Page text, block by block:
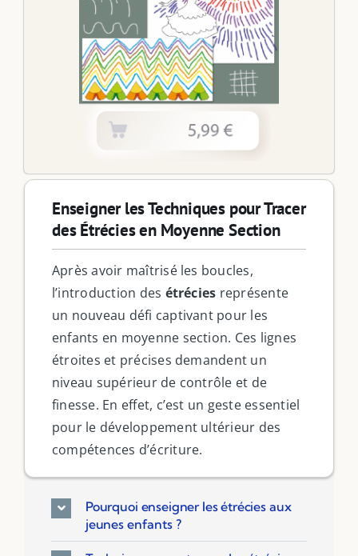
Enseigner les Techniques pour Tracer
des Étrécies en Moyenne Section
Après avoir maîtrisé les boucles,
l’introduction des étrécies représente
un nouveau défi captivant pour les
enfants en moyenne section. Ces lignes
étroites et précises demandent un
niveau supérieur de contrôle et de
finesse. En effet, c’est un geste essentiel
pour le développement ultérieur des
compétences d’écriture.
Pourquoi enseigner les étrécies aux
jeunes enfants ?